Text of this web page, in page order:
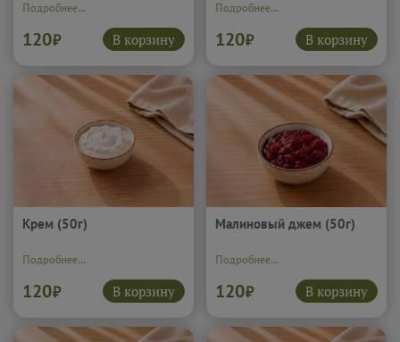
Подробнее...
120₽ В корзину
Подробнее...
120₽ В корзину
Крем (50г)
Подробнее...
120₽ В корзину
Малиновый джем (50г)
Подробнее...
120₽ В корзину